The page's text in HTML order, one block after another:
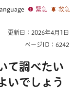
緊急 救急
更新日：2026年4月1日
ページID：6242
て調べたい
いでしょう